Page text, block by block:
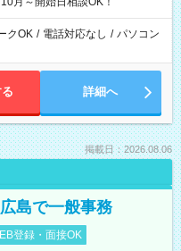
クOK / 電話対応なし / パソコン
詳細へ
掲載日：2026.08.06
島で一般事務
登録・面接OK